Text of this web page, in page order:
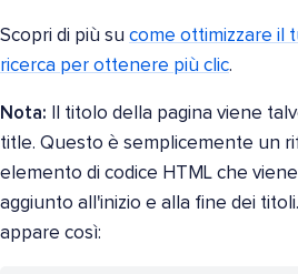
Scopri di più su come ottimizzare il
ricerca per ottenere più clic.
Nota: Il titolo della pagina viene
title. Questo è semplicemente un
elemento di codice HTML che
aggiunto all'inizio e alla fine dei
appare così: